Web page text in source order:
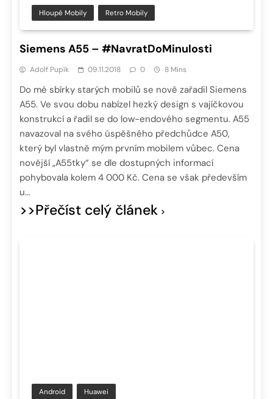
Hloupé Mobily Retro Mobily
Siemens A55 – #NavratDoMinulosti
Adolf Pupík 09.11.2018 0 8 Mins
Do mé sbírky starých mobilů se nově zařadil Siemens
A55. Ve svou dobu nabízel hezký design s vajíčkovou
konstrukcí a řadil se do low-endového segmentu. A55
navazoval na svého úspěšného předchůdce A50,
který byl vlastně mým prvním mobilem vůbec. Cena
novější „A55tky“ se dle dostupných informací
pohybovala kolem 4 000 Kč. Cena se však především
u…
>>Přečíst celý článek
Android Huawei